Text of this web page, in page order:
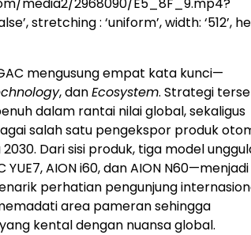
stretching : ‘uniform’, width: ‘512’,
mengusung empat kata kunci—
, danEcosystem. Strategi
dalam rantai nilai global, sekaligus
salah satu pengekspor produk
Dari sisi produk, tiga model
AION i60, dan AION N60—menjadi
perhatian pengunjung
area pameran sehingga
kental dengan nuansa global.